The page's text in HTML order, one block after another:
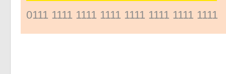
0111 1111 1111 1111 1111 1111 1111 1111